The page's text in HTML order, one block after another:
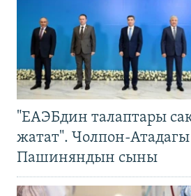
"ЕАЭБдин талаптары
жатат". Чолпон-
Пашиняндын сыны